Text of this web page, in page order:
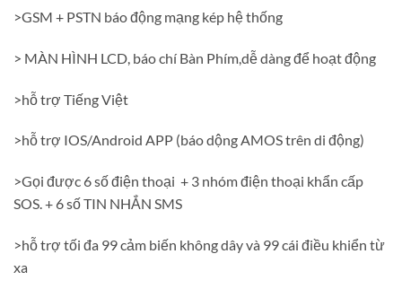
>GSM + PSTN báo động mạng kép hệ thống
> MÀN HÌNH LCD, báo chí Bàn Phím,dễ dàng để hoạt động
>hỗ trợ Tiếng Việt
>hỗ trợ IOS/Android APP (báo dộng AMOS trên di động)
>Gọi được 6 số điện thoại + 3 nhóm điện thoại khẩn cấp
SOS. + 6 số TIN NHẮN SMS
>hỗ trợ tối đa 99 cảm biến không dây và 99 cái điều khiển từ
xa